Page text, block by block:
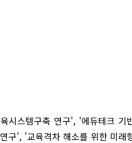
시스템구축 연구', '에듀테크 기
구', '교육격차 해소를 위한 미래